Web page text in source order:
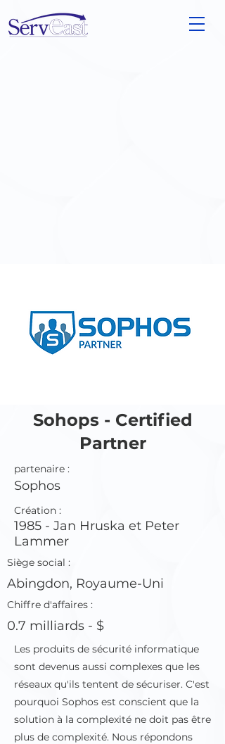
Sohops - Certified
Partner
partenaire :
Sophos
Création :
1985 - Jan Hruska et Peter
Lammer
Siège social :
Abingdon, Royaume-Uni
Chiffre d'affaires :
0.7 milliards - $
Les produits de sécurité informatique
sont devenus aussi complexes que les
réseaux qu'ils tentent de sécuriser. C'est
pourquoi Sophos est conscient que la
solution à la complexité ne doit pas être
plus de complexité. Nous répondons